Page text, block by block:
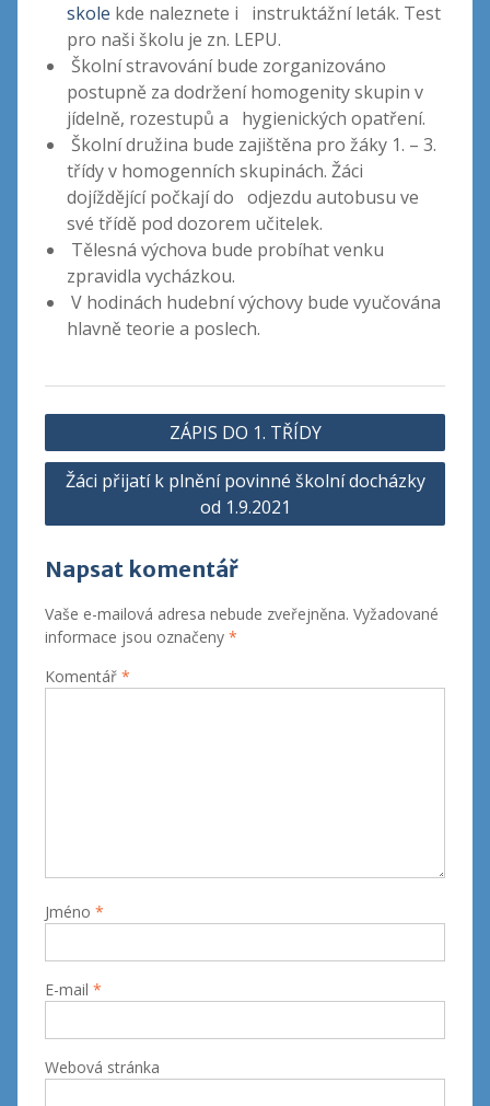
skole kde naleznete i instruktážní leták. Test
pro naši školu je zn. LEPU.
Školní stravování bude zorganizováno
postupně za dodržení homogenity skupin v
jídelně, rozestupů a hygienických opatření.
Školní družina bude zajištěna pro žáky 1. – 3.
třídy v homogenních skupinách. Žáci
dojíždějící počkají do odjezdu autobusu ve
své třídě pod dozorem učitelek.
Tělesná výchova bude probíhat venku
zpravidla vycházkou.
V hodinách hudební výchovy bude vyučována
hlavně teorie a poslech.
Navigace
pro
příspěvek
ZÁPIS DO 1. TŘÍDY
Žáci přijatí k plnění povinné školní docházky
od 1.9.2021
Napsat komentář
Vaše e-mailová adresa nebude zveřejněna. Vyžadované
informace jsou označeny *
Komentář *
Jméno *
E-mail *
Webová stránka